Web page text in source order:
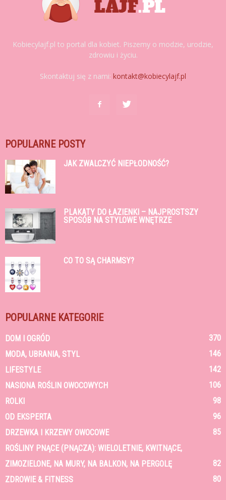
Kobiecylajf.pl to portal dla kobiet. Piszemy o modzie, urodzie,
zdrowiu i życiu.
Skontaktuj się z nami: kontakt@kobiecylajf.pl
POPULARNE POSTY
JAK ZWALCZYĆ NIEPŁODNOŚĆ?
PLAKATY DO ŁAZIENKI – NAJPROSTSZY
SPOSÓB NA STYLOWE WNĘTRZE
CO TO SĄ CHARMSY?
POPULARNE KATEGORIE
DOM I OGRÓD
370
MODA, UBRANIA, STYL
146
LIFESTYLE
142
NASIONA ROŚLIN OWOCOWYCH
106
ROLKI
98
OD EKSPERTA
96
DRZEWKA I KRZEWY OWOCOWE
85
ROŚLINY PNĄCE (PNĄCZA): WIELOLETNIE, KWITNĄCE,
ZIMOZIELONE, NA MURY, NA BALKON, NA PERGOLĘ
82
ZDROWIE & FITNESS
80